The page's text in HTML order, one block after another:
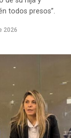
todos presos”.
2026